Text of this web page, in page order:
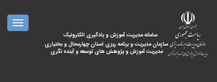
سامانه مدیریت آموزش و یادگیری الکترونیک
سازمان مدیریت و برنامه ریزی استان چهارمحال و بختیاری
مدیریت آموزش و پژوهش های توسعه و آینده نگری